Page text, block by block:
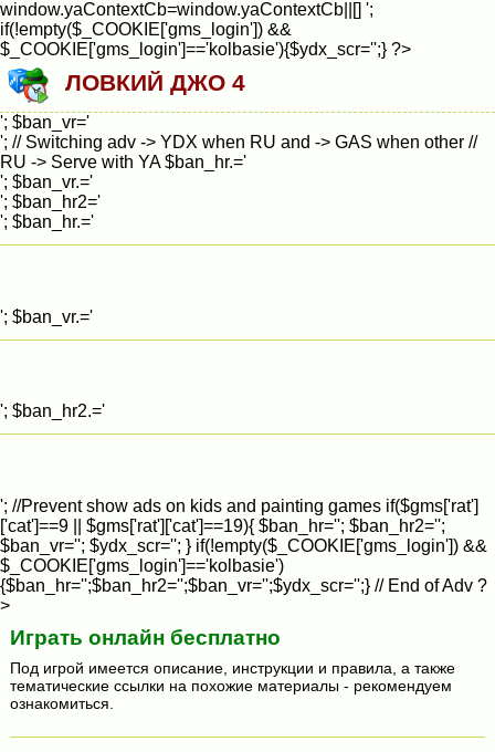
window.yaContextCb=window.yaContextCb||[] ';
if(!empty($_COOKIE['gms_login']) &&
$_COOKIE['gms_login']=='kolbasie'){$ydx_scr='';} ?>
ЛОВКИЙ ДЖО 4
'; $ban_vr='
'; // Switching adv -> YDX when RU and -> GAS when other //
RU -> Serve with YA $ban_hr.='
'; $ban_vr.='
'; $ban_hr2='
'; $ban_hr.='
'; $ban_vr.='
'; $ban_hr2.='
'; //Prevent show ads on kids and painting games if($gms['rat']
['cat']==9 || $gms['rat']['cat']==19){ $ban_hr=''; $ban_hr2='';
$ban_vr=''; $ydx_scr=''; } if(!empty($_COOKIE['gms_login']) &&
$_COOKIE['gms_login']=='kolbasie')
{$ban_hr='';$ban_hr2='';$ban_vr='';$ydx_scr='';} // End of Adv ?
>
Играть онлайн бесплатно
Под игрой имеется описание, инструкции и правила, а также
тематические ссылки на похожие материалы - рекомендуем
ознакомиться.